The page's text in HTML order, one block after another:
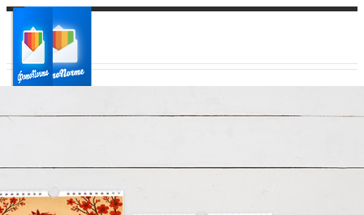
Ваш регион доставки
Выберите из списка: